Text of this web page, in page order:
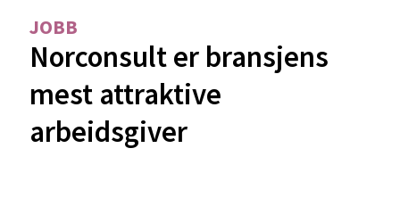
JOBB
Norconsult er bransjens
mest attraktive
arbeidsgiver